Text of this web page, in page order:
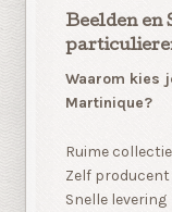
Beelden en
Waarom kies
Martinique?
Ruime collectie
Zelf producent
Snelle levering